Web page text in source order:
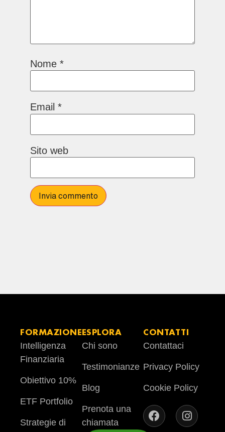
Nome *
Email *
Sito web
FORMAZIONE
Intelligenza
Finanziaria
Obiettivo 10%
ETF Portfolio
Strategie di
ESPLORA
Chi sono
Testimonianze
Blog
Prenota una
chiamata
CONTATTI
Contattaci
Privacy Policy
Cookie Policy